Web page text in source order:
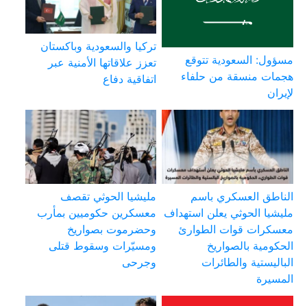
مسؤول: السعودية تتوقع
هجمات منسقة من حلفاء
لإيران
تركيا والسعودية وباكستان
تعزز علاقاتها الأمنية عبر
اتفاقية دفاع
الناطق العسكري باسم
مليشيا الحوثي يعلن استهداف
معسكرات قوات الطوارئ
الحكومية بالصواريخ
الباليستية والطائرات
المسيرة
مليشيا الحوثي تقصف
معسكرين حكوميين بمأرب
وحضرموت بصواريخ
ومسيّرات وسقوط قتلى
وجرحى